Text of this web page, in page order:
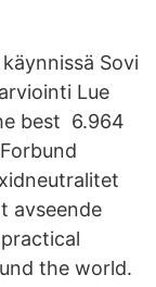
Sovi
Lue
best 6.964
avseende
the world.